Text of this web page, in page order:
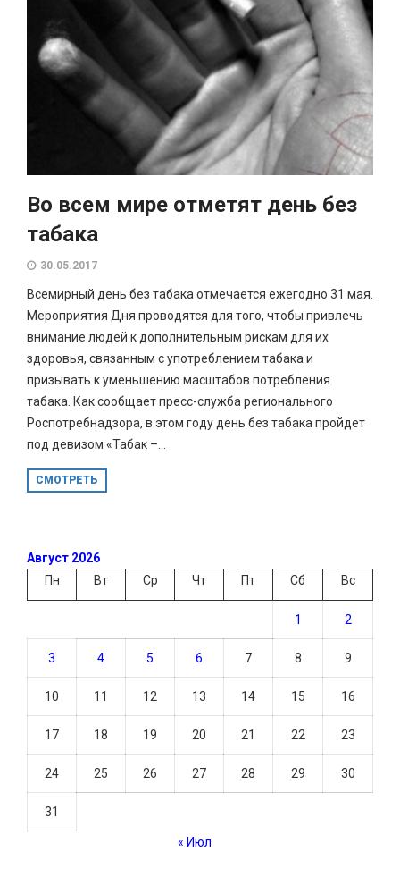
Во всем мире отметят день без
табака
30.05.2017
Всемирный день без табака отмечается ежегодно 31 мая.
Мероприятия Дня проводятся для того, чтобы привлечь
внимание людей к дополнительным рискам для их
здоровья, связанным с употреблением табака и
призывать к уменьшению масштабов потребления
табака. Как сообщает пресс-служба регионального
Роспотребнадзора, в этом году день без табака пройдет
под девизом «Табак –...
СМОТРЕТЬ
Август 2026
Пн
Вт Ср Чт Пт Сб Вс
1 2
3 4 5 6 7 8 9
10 11 12 13 14 15 16
17 18 19 20 21 22 23
24 25 26 27 28 29 30
31
« Июл